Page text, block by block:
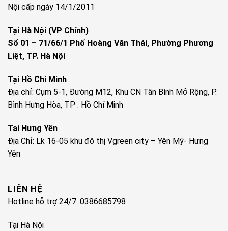
Nội cấp ngày 14/1/2011
Tại Hà Nội (VP Chính)
Số 01 – 71/66/1 Phố Hoàng Văn Thái, Phường Phương
Liệt, TP. Hà Nội
Tại Hồ Chí Minh
Địa chỉ: Cụm 5-1, Đường M12, Khu CN Tân Bình Mở Rộng, P.
Bình Hưng Hòa, TP . Hồ Chí Minh
Tai Hưng Yên
Địa Chỉ: Lk 16-05 khu đô thị Vgreen city – Yên Mỹ- Hưng
Yên
LIÊN HỆ
Hotline hỗ trợ 24/7: 0386685798
Tại Hà Nội